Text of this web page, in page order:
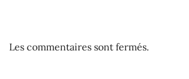
Les commentaires sont fermés.